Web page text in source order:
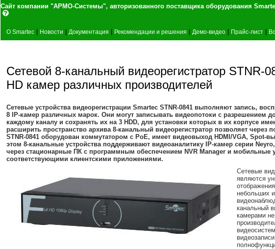
Сайт компании "АРМО-Системы", авторизованного
О Smartec Новости Документация Рекомендации и решения Демо-видео Прайс-лист
Сетевой 8-канальный видеорегистратор STNR-
HD камер различных производителей
Сетевые устройства видеорегистрации Smartec STNR-0841 выполняют запись,
8 IP-камер различных марок. Они могут записывать видеопотоки с разрешением
каждому каналу и сохранять их на 3 HDD, для установки которых в их корпусе
расширить пространство архива 8-канальный видеорегистратор позволяет
STNR-0841 оборудован коммутатором с РоЕ, имеет видеовыход HDMI/VGA, Spot-
этом 8-канальные устройства поддерживают видеоаналитику IP-камер серии
через стационарные ПК с программным обеспечением NVR Manager и мобильные
соответствующими клиентскими приложениями.
Сетевые
являются
небольших
канальный
камерами